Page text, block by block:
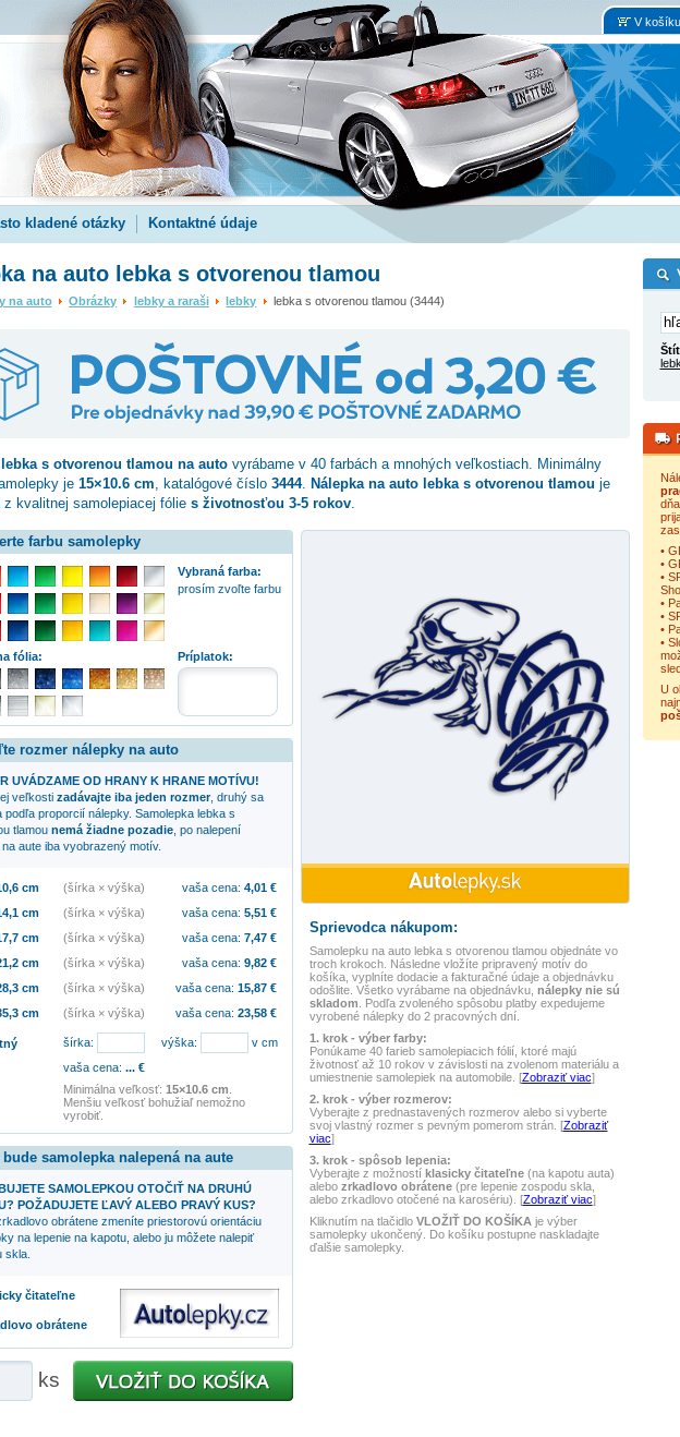
V
kladené otázky Kontaktné údaje
na auto lebka s otvorenou tlamou
na auto Obrázky lebky a raraši lebky lebka s otvorenou tlamou (3444)
lebka s otvorenou tlamou na autovyrábame v 40 farbách a mnohých veľkostiach. Minimálny
je 15×10.6 cm, katalógové číslo 3444. Nálepka na auto lebka s otvorenou tlamou je
z kvalitnej samolepiacej fólie s životnosťou 3-5 rokov.
Sprievodca nákupom:
Samolepku na auto lebka s otvorenou tlamouobjednáte vo
troch krokoch. Následne vložíte pripravený motív do
košíka, vyplníte dodacie a fakturačné údaje a objednávku
odošlite. Všetko vyrábame na objednávku, nálepky nie sú
skladom . Podľa zvoleného spôsobu platby expedujeme
vyrobené nálepky do 2 pracovných dní.
1. krok - výber farby:
Ponúkame 40 farieb samolepiacich fólií, ktoré majú
životnosť až 10 rokov v závislosti na zvolenom materiálu a
umiestnenie samolepiek na automobile. [Zobraziť viac]
2. krok - výber rozmerov:
Vyberajte z prednastavených rozmerov alebo si vyberte
svoj vlastný rozmer s pevným pomerom strán. [Zobraziť
viac]
3. krok - spôsob lepenia:
Vyberajte z možností klasicky čitateľne(na kapotu auta)
alebo zrkadlovo obrátene(pre lepenie zospodu skla,
alebo zrkadlovo otočené na karosériu). [Zobraziť viac]
Kliknutím na tlačidlo VLOŽIŤ DO KOŠÍKA je výber
samolepky ukončený. Do košíku postupne naskladajte
ďalšie samolepky.
farbu samolepky
Vybraná farba:
prosím zvoľte farbu
Príplatok:
fólia:
rozmer nálepky na auto
UVÁDZAME OD HRANY K HRANE MOTÍVU!
veľkosti zadávajte iba jeden rozmer, druhý sa
podľa proporcií nálepky. Samolepka lebka s
tlamou nemá žiadne pozadie, po nalepení
aute iba vyobrazený motív.
cm (šírka × výška) vaša cena: 4,01€
cm
(šírka × výška) vaša cena: 5,51€
cm
(šírka × výška) vaša cena: 7,47€
cm
(šírka × výška) vaša cena: 9,82€
cm
(šírka × výška) vaša cena: 15,87€
cm
(šírka × výška) vaša cena: 23,58€
šírka: výška:
v cm
vaša cena: ...€
Minimálna veľkosť: 15×10.6 cm
Menšiu veľkosť bohužiaľ nemožno
vyrobiť.
samolepka nalepená na aute
SAMOLEPKOU OTOČIŤ NA DRUHÚ
POŽADUJETE ĽAVÝ ALEBO PRAVÝ KUS?
obrátene zmeníte priestorovú orientáciu
na lepenie na kapotu, alebo ju môžete nalepiť
skla.
čitateľne
obrátene
ks
•
•
•
•
•
•
•
U